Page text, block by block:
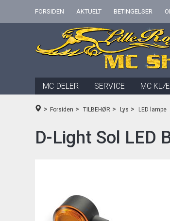
FORSIDEN AKTUELT BETINGELSER
MC-DELER SERVICE MC
> Forsiden > TILBEHØR > Lys > LED lampe
D-Light Sol LED